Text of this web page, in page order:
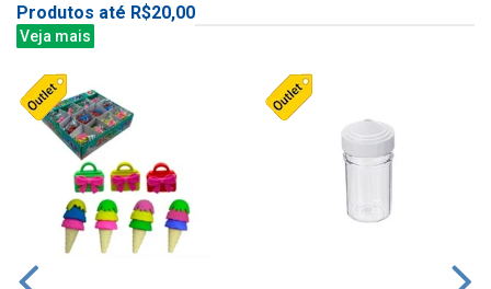
Produtos até R$20,00
Veja mais